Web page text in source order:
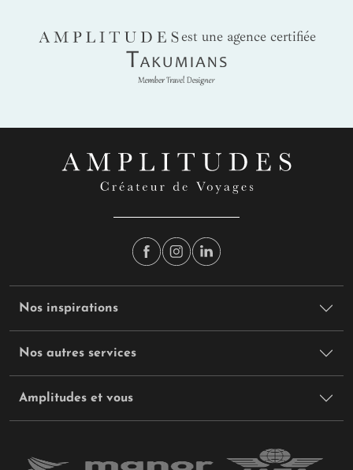
AMPLITUDES
est une agence certifiée
Takumians
Nos inspirations
Nos autres services
Amplitudes et vous